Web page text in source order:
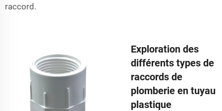
raccord.
Exploration des
différents types de
raccords de
plomberie en tuyau
plastique